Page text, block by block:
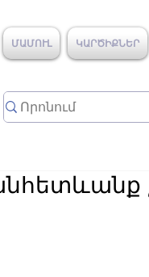
ՄԱՄՈՒԼ ԿԱՐԾԻՔՆԵՐ